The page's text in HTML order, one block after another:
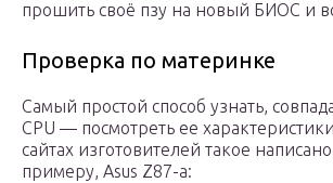
прошить своё пзу на новый БИОС и
Проверка по материнке
Самый простой способ узнать,
CPU — посмотреть ее
сайтах изготовителей такое
примеру, Asus Z87-a: